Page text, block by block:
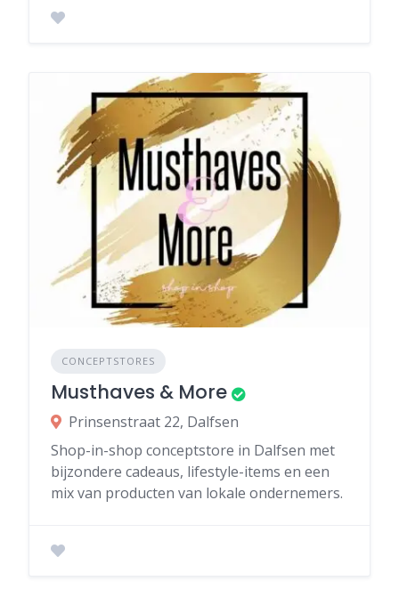
CONCEPTSTORES
Musthaves & More
Prinsenstraat 22, Dalfsen
Shop-in-shop conceptstore in Dalfsen met
bijzondere cadeaus, lifestyle-items en een
mix van producten van lokale ondernemers.